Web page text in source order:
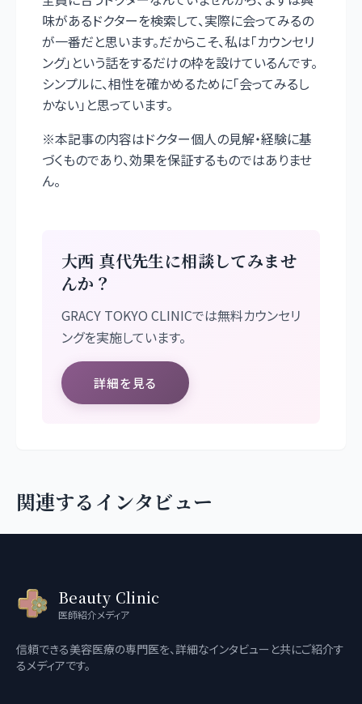
味があるドクターを検索して、実際に会ってみるの
が一番だと思います。だからこそ、私は「カウンセリ
ング」という話をするだけの枠を設けているんです。
シンプルに、相性を確かめるために「会ってみるし
かない」と思っています。
※本記事の内容はドクター個人の見解・経験に基
づくものであり、効果を保証するものではありませ
ん。
大西 真代先生に相談してみませ
んか？
GRACY TOKYO CLINICでは無料カウンセリ
ングを実施しています。
詳細を見る
関連するインタビュー
Beauty Clinic
医師紹介メディア
信頼できる美容医療の専門医を、詳細なインタビューと共にご紹介す
るメディアです。